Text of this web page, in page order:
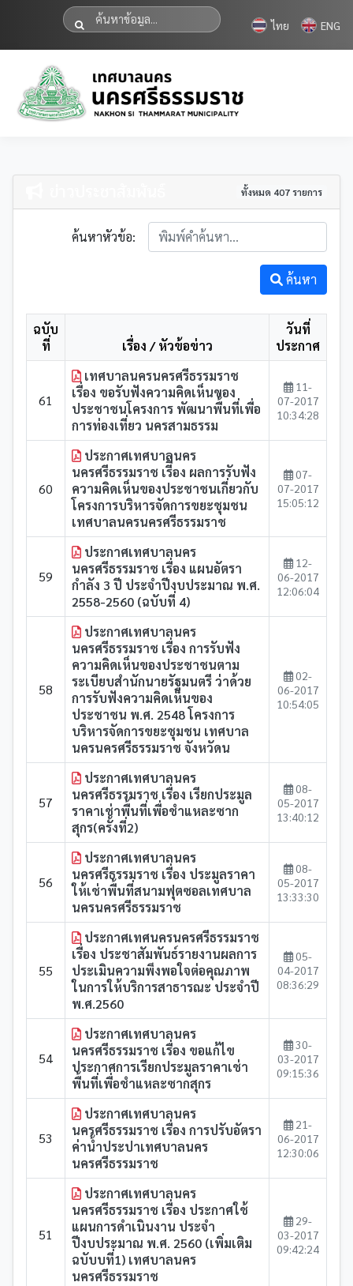
ไทย ENG
ทั้งหมด 407 รายการ
ค้นหาหัวข้อ:
ค้นหา
ฉบับ
ที่
เรื่อง / หัวข้อข่าว
วันที่
ประกาศ
61
เทศบาลนครนครศรีธรรมราช
เรื่อง ขอรับฟังความคิดเห็นของ
ประชาชนโครงการ พัฒนาพื้่นที่เพื่อ
การท่องเที่ยว นครสามธรรม
11-
07-2017
10:34:28
60
ประกาศเทศบาลนคร
นครศรีธรรมราช เรีื่อง ผลการรับฟัง
ความคิดเห็นของประชาชนเกี่ยวกับ
โครงการบริหารจัดการขยะชุมชน
เทศบาลนครนครศรีธรรมราช
07-
07-2017
15:05:12
59
ประกาศเทศบาลนคร
นครศรีธรรมราช เรื่อง แผนอัตรา
กำลัง 3 ปี ประจำปีงบประมาณ พ.ศ.
2558-2560 (ฉบับที่ 4)
12-
06-2017
12:06:04
58
ประกาศเทศบาลนคร
นครศรีธรรมราช เรื่อง การรับฟัง
ความคิดเห็นของประชาชนตาม
ระเบียบสำนักนายรัฐมนตรี ว่าด้วย
การรับฟังความคิดเห็นของ
ประชาชน พ.ศ. 2548 โครงการ
บริหารจัดการขยะชุมชน เทศบาล
นครนครศรีธรรมราช จังหวัดน
02-
06-2017
10:54:05
57
ประกาศเทศบาลนคร
นครศรีธรรมราช เรื่อง เรียกประมูล
ราคาเช่าพื้นที่เพื่อชำแหละซาก
สุกร(ครั้งที่2)
08-
05-2017
13:40:12
56
ประกาศเทศบาลนคร
นครศรีธรรมราช เรื่อง ประมูลราคา
ให้เช่าพื้นที่สนามฟุตซอลเทศบาล
นครนครศรีธรรมราช
08-
05-2017
13:33:30
55
ประกาศเทศนครนครศรีธรรมราช
เรื่อง ประชาสัมพันธ์รายงานผลการ
ประเมินความพึงพอใจต่อคุณภาพ
ในการให้บริการสาธารณะ ประจำปี
พ.ศ.2560
05-
04-2017
08:36:29
54
ประกาศเทศบาลนคร
นครศรีธรรมราช เรื่อง ขอแก้ไข
ประกาศการเรียกประมูลราคาเช่า
พื้นที่เพื่อชำแหละซากสุกร
30-
03-2017
09:15:36
53
ประกาศเทศบาลนคร
นครศรีธรรมราช เรื่อง การปรับอัตรา
ค่าน้ำประปาเทศบาลนคร
นครศรีธรรมราช
21-
06-2017
12:30:06
51
ประกาศเทศบาลนคร
นครศรีธรรมราช เรื่อง ประกาศใช้
แผนการดำเนินงาน ประจำ
ปีงบประมาณ พ.ศ. 2560 (เพิ่มเติม
ฉบับบที่1) เทศบาลนคร
นครศรีธรรมราช
29-
03-2017
09:42:24